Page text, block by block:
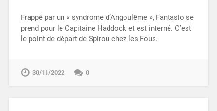
Frappé par un « syndrome d’Angoulême », Fantasio se
prend pour le Capitaine Haddock et est interné. C’est
le point de départ de Spirou chez les Fous.
30/11/2022 0